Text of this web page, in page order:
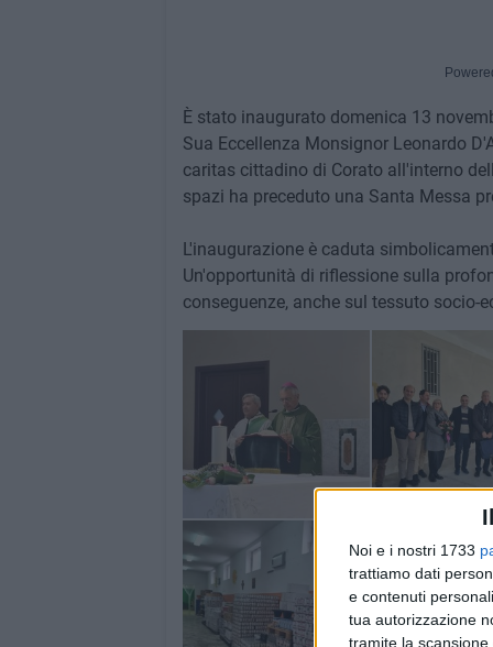
Noi e i nostri 1733
trattiamo dati
e contenuti
tua autorizzazione
tramite la
È stato inaugurato domenica 13
Sua Eccellenza Monsignor Leonardo
caritas cittadino di Corato all'interno
spazi ha preceduto una Santa Messa
L'inaugurazione è caduta
Un'opportunità di riflessione sulla
conseguenze, anche sul tessuto socio-